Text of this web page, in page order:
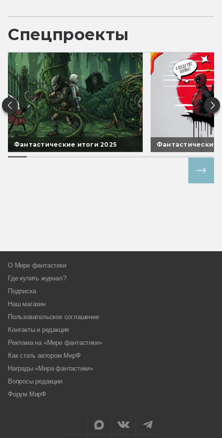
Спецпроекты
Фантастические итоги 2025 Фантастические
О Мире фантастики
Где купить журнал?
Подписка
Наш магазин
Пользовательское соглашение
Контакты и редакция
Реклама на «Мире фантастики»
Как стать автором МирФ
Награды «Мира фантастики»
Вопросы редакции
Форум МирФ